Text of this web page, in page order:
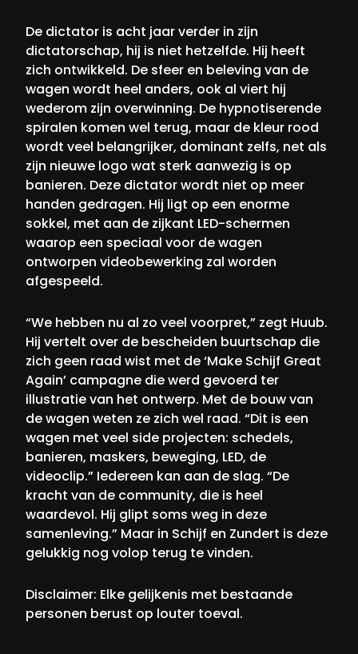
De dictator is acht jaar verder in zijn
dictatorschap, hij is niet hetzelfde. Hij heeft
zich ontwikkeld. De sfeer en beleving van de
wagen wordt heel anders, ook al viert hij
wederom zijn overwinning. De hypnotiserende
spiralen komen wel terug, maar de kleur rood
wordt veel belangrijker, dominant zelfs, net als
zijn nieuwe logo wat sterk aanwezig is op
banieren. Deze dictator wordt niet op meer
handen gedragen. Hij ligt op een enorme
sokkel, met aan de zijkant LED-schermen
waarop een speciaal voor de wagen
ontworpen videobewerking zal worden
afgespeeld.
“We hebben nu al zo veel voorpret,” zegt Huub.
Hij vertelt over de bescheiden buurtschap die
zich geen raad wist met de ‘Make Schijf Great
Again’ campagne die werd gevoerd ter
illustratie van het ontwerp. Met de bouw van
de wagen weten ze zich wel raad. “Dit is een
wagen met veel side projecten: schedels,
banieren, maskers, beweging, LED, de
videoclip.” Iedereen kan aan de slag. “De
kracht van de community, die is heel
waardevol. Hij glipt soms weg in deze
samenleving.” Maar in Schijf en Zundert is deze
gelukkig nog volop terug te vinden.
Disclaimer: Elke gelijkenis met bestaande
personen berust op louter toeval.